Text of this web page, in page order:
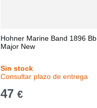
Hohner Marine Band 1896 Bb
Major New
Sin stock
Consultar plazo de entrega
47 €